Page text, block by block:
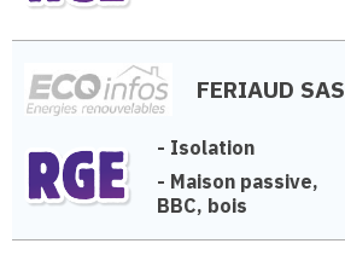
FERIAUD SAS
- Isolation
- Maison passive,
BBC, bois